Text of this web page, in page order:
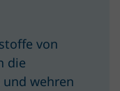
von
die
wehren